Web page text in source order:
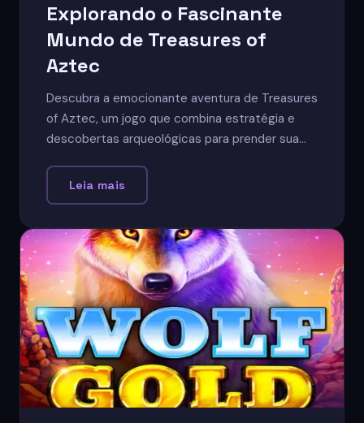
Explorando o Fascinante
Mundo de Treasures of
Aztec
Descubra a emocionante aventura de Treasures
of Aztec, um jogo que combina estratégia e
descobertas arqueológicas para prender sua
Leia mais